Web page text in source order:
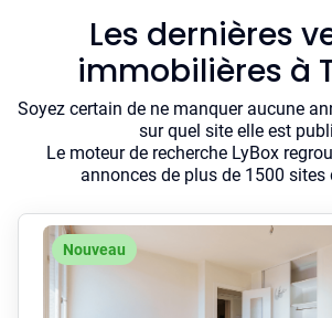
Les dernières
immobilières à
Soyez certain de ne manquer aucune
sur quel site elle est
Le moteur de recherche LyBox
annonces de plus de 1500 sites
Nouveau